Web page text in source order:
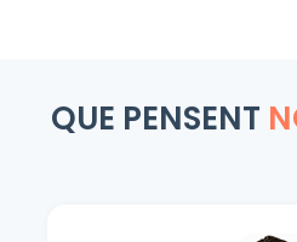
QUE PENSENT